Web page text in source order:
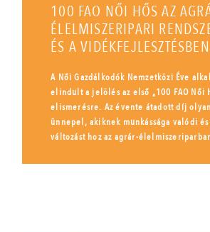
100 FAO NŐI HŐS AZ
ÉLELMISZERIPARI
ÉS A VIDÉKFEJLESZTÉSBEN
A Női Gazdálkodók Nemzetközi Éve
elindult a jelölés az első „100 FAO Női
elismerésre. Az évente átadott díj
ünnepel, akiknek munkássága valódi
változást hoz az agrár-